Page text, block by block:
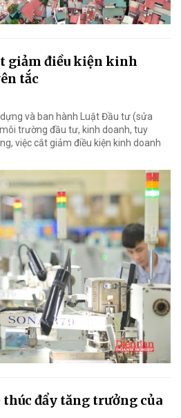
giảm điều kiện kinh
tắc
và ban hành Luật Đầu tư (sửa
trường đầu tư, kinh doanh, tuy
việc cắt giảm điều kiện kinh doanh
thúc đẩy tăng trưởng của